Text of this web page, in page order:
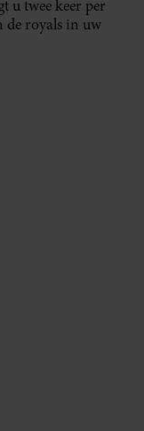
u twee keer per
de royals in uw